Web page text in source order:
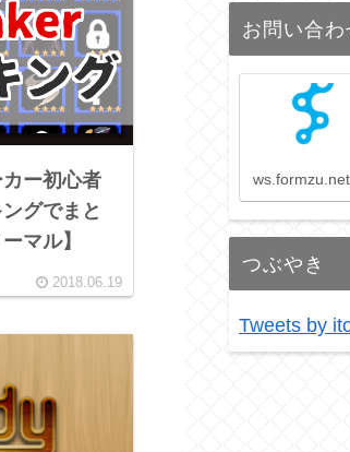
カー初心者
グでまと
マル】
2018.06.19
お問い合
ws.formzu.net
つぶやき
Tweets by